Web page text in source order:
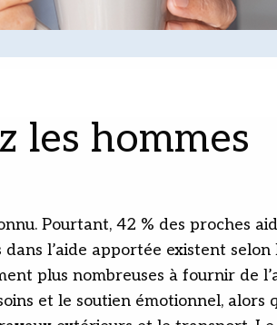
les hommes
Pourtant, 42 % des proches
l’aide apportée existent
plus nombreuses à fournir de
et le soutien émotionnel,